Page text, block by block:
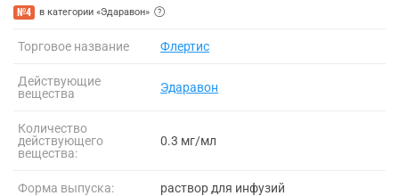
№4 в категории «Эдаравон»
Торговое название Флертис
Действующие
вещества
Эдаравон
Количество
действующего
вещества:
0.3 мг/мл
Форма выпуска: раствор для инфузий